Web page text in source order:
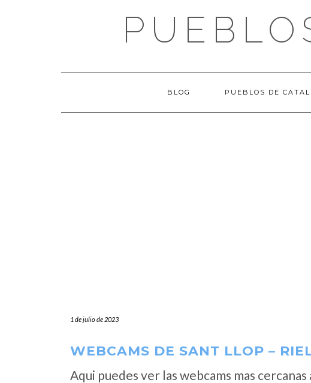
BLOG PUEBLOS DE
1 de julio de 2023
WEBCAMS DE SANT LLOP –
Aqui puedes ver las webcams mas